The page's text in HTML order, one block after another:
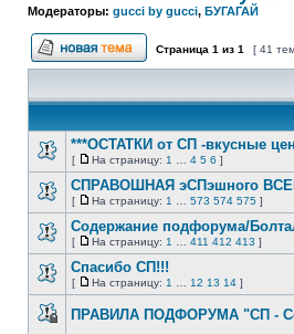
Модераторы: gucci by gucci, БУГАГАЙ
Начать новую тему
Страница 1 из 1 [ 41
Нет
непрочитанных
сообщений
***ОСТАТКИ от СП -вкусные
[
На
страницу
На страницу: 1 4 5 6 ]
Нет
непрочитанных
сообщений
СПРАВОШНАЯ эСПэшного
[
На
страницу
На страницу: 1 573 574 575 ]
Нет
непрочитанных
сообщений
Содержание подфорума/
[
На
страницу
На страницу: 1 411 412 413 ]
Нет
сообщений
Спасибо СП!!!
[
На
На страницу: 1 12 13 14 ]
ПРАВИЛА ПОДФОРУМА "СП -